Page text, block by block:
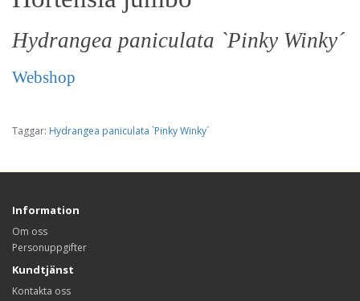
Hydrangea paniculata `Pinky Winky´
Webshop
Taggar: Hydrangea paniculata `Pinky Winky´
Information
Om oss
Personuppgifter
Kundtjänst
Kontakta oss